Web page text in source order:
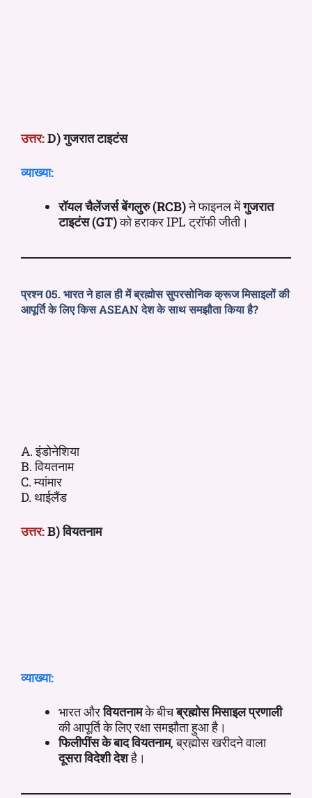
उत्तर:D) गुजरात टाइटंस
व्याख्या:
रॉयल चैलेंजर्स बेंगलुरु (RCB)ने फाइनल मेंगुजरात
टाइटंस (GT)को हराकर IPL ट्रॉफी जीती।
प्रश्न 05. भारत ने हाल ही में ब्रह्मोस सुपरसोनिक क्रूज मिसाइलों की
आपूर्ति के लिए किस ASEAN देश के साथ समझौता किया है?
A. इंडोनेशिया
B. वियतनाम
C. म्यांमार
D. थाईलैंड
उत्तर:B) वियतनाम
व्याख्या:
भारत औरवियतनामके बीचब्रह्मोस मिसाइल प्रणाली
की आपूर्ति के लिए रक्षा समझौता हुआ है।
फिलीपींस के बाद वियतनाम, ब्रह्मोस खरीदने वाला
दूसरा विदेशी देशहै।